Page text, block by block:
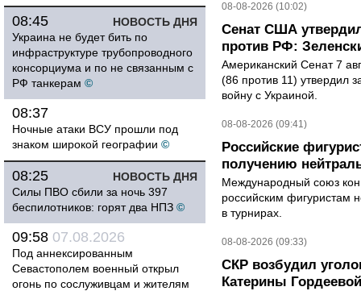
НОВОСТЬ ДНЯ
08:45
Украина не будет бить по
инфраструктуре трубопроводного
консорциума и по не связанным с
РФ танкерам ©
08:37
Ночные атаки ВСУ прошли под
знаком широкой географии ©
НОВОСТЬ ДНЯ
08:25
Силы ПВО сбили за ночь 397
беспилотников: горят два НПЗ ©
09:58 07.08.2026
Под аннексированным
Севастополем военный открыл
огонь по сослуживцам и жителям
08-08-2026 (10:02)
Сенат США
против РФ:
Американский Сенат 7
(86 против 11) утвердил
войну с Украиной.
08-08-2026 (09:41)
Российские
получению
Международный союз
российским фигуристам
в турнирах.
08-08-2026 (09:33)
СКР возбудил
Катерины Гордеевой